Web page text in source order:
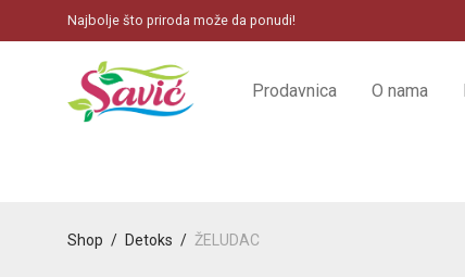
Najbolje što priroda može da ponudi!
Prodavnica O nama
Shop / Detoks / ŽELUDAC